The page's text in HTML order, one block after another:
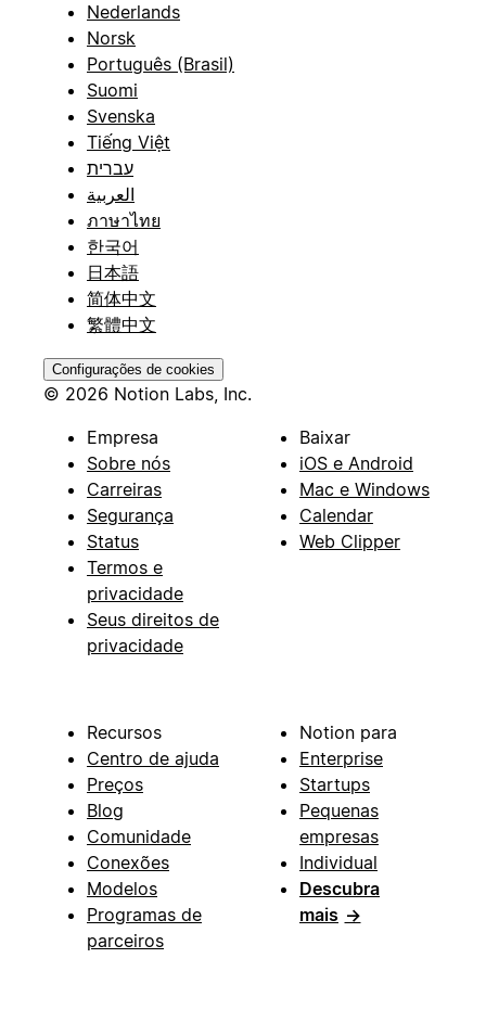
Nederlands
Norsk
Português (Brasil)
Suomi
Svenska
Tiếng Việt
עברית
العربية
ภาษาไทย
한국어
日本語
简体中文
繁體中文
Configurações de cookies
© 2026 Notion Labs, Inc.
Empresa
Sobre nós
Carreiras
Segurança
Status
Termos e
privacidade
Seus direitos de
privacidade
Baixar
iOS e Android
Mac e Windows
Calendar
Web Clipper
Recursos
Centro de ajuda
Preços
Blog
Comunidade
Conexões
Modelos
Programas de
parceiros
Notion para
Enterprise
Startups
Pequenas
empresas
Individual
Descubra
mais →